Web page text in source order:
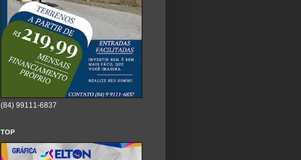
(84) 99111-6837
TOP